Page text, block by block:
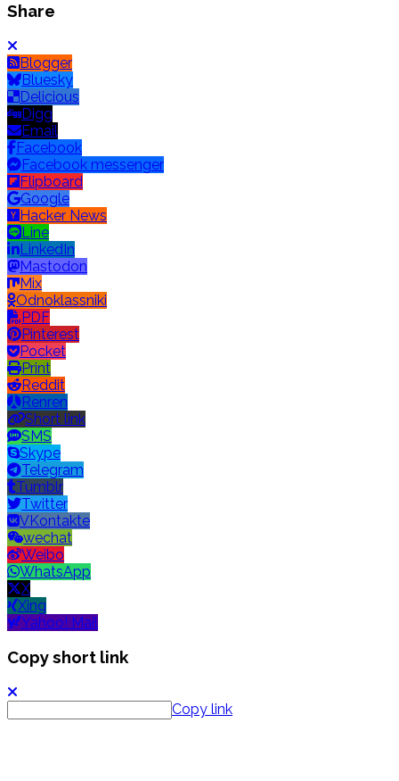
Share
Blogger
Bluesky
Delicious
Digg
Email
Facebook
Facebook messenger
Flipboard
Google
Hacker News
Line
LinkedIn
Mastodon
Mix
Odnoklassniki
PDF
Pinterest
Pocket
Print
Reddit
Renren
Short link
SMS
Skype
Telegram
Tumblr
Twitter
VKontakte
wechat
Weibo
WhatsApp
X
Xing
Yahoo! Mail
Copy short link
Copy link